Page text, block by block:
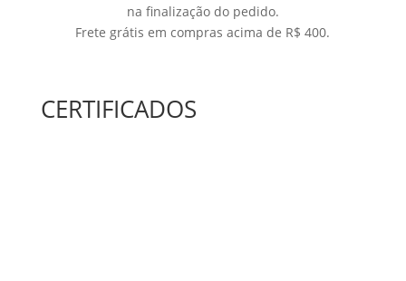
na finalização do pedido.
Frete grátis em compras acima de R$ 400.
CERTIFICADOS